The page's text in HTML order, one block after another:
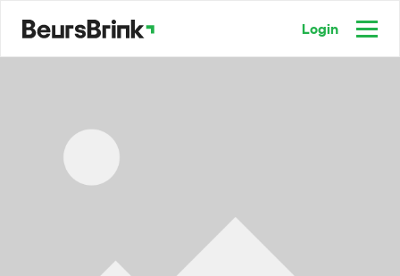
Login